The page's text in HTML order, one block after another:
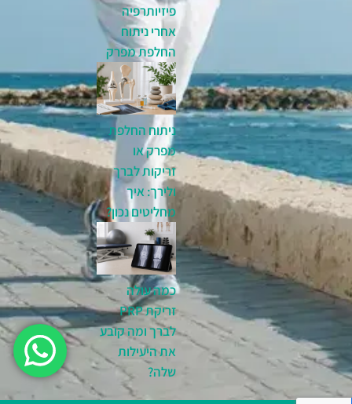
פיזיותרפיה
אחרי ניתוח
החלפת מפרק
ניתוח החלפת
מפרק או
זריקות לברך
ולירך: איך
מחליטים נכון?
כמה עולה
זריקת PRP
לברך ומה קובע
את היעילות
שלה?